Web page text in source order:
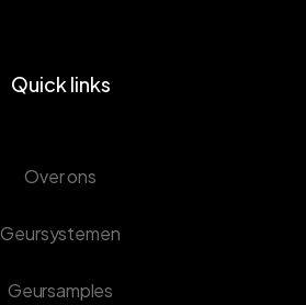
Quick links
Over ons
Geursystemen
Geursamples